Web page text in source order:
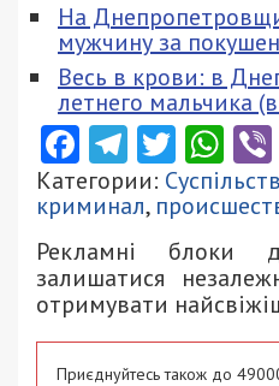
На
мужчину за
Весь в крови: в
летнего мальчика
Facebook
Telegram
Категории:
криминал,
Рекламні блоки
залишатися
отримувати
Приєднуйтесь також до